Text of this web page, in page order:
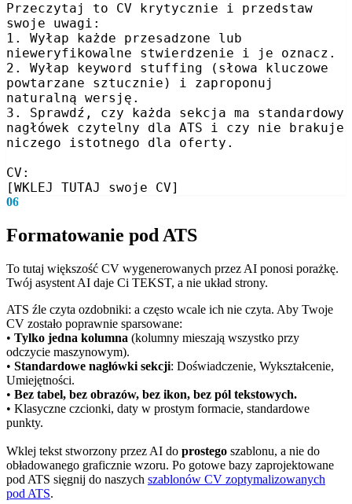
Przeczytaj to CV krytycznie i przedstaw
swoje uwagi:
1. Wyłap każde przesadzone lub
nieweryfikowalne stwierdzenie i je oznacz.
2. Wyłap keyword stuffing (słowa kluczowe
powtarzane sztucznie) i zaproponuj
naturalną wersję.
3. Sprawdź, czy każda sekcja ma standardowy
nagłówek czytelny dla ATS i czy nie brakuje
niczego istotnego dla oferty.
CV:
[WKLEJ TUTAJ swoje CV]
06
Formatowanie pod ATS
To tutaj większość CV wygenerowanych przez AI ponosi porażkę.
Twój asystent AI daje Ci TEKST, a nie układ strony.
ATS źle czyta ozdobniki: a często wcale ich nie czyta. Aby Twoje
CV zostało poprawnie sparsowane:
• Tylko jedna kolumna (kolumny mieszają wszystko przy
odczycie maszynowym).
• Standardowe nagłówki sekcji: Doświadczenie, Wykształcenie,
Umiejętności.
• Bez tabel, bez obrazów, bez ikon, bez pól tekstowych.
• Klasyczne czcionki, daty w prostym formacie, standardowe
punkty.
Wklej tekst stworzony przez AI do prostego szablonu, a nie do
obładowanego graficznie wzoru. Po gotowe bazy zaprojektowane
pod ATS sięgnij do naszych szablonów CV zoptymalizowanych
pod ATS.